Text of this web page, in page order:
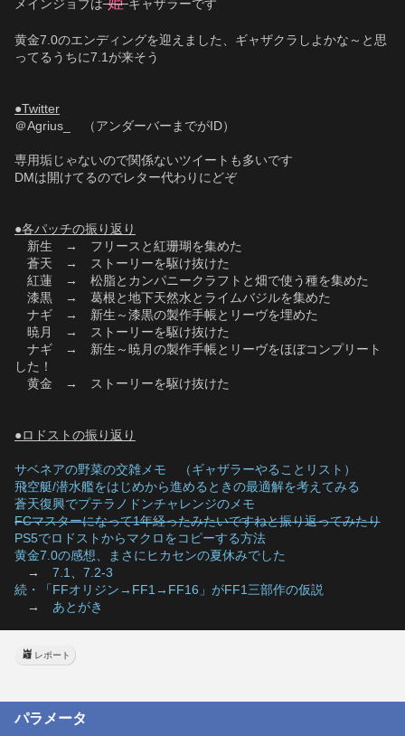
メインジョブは
ギャザラーです
黄金7.0のエンディングを迎えました、ギャザクラしよかな～と思
ってるうちに7.1が来そう
●Twitter
＠Agrius_　（アンダーバーまでがID）
専用垢じゃないので関係ないツイートも多いです
DMは開けてるのでレター代わりにどぞ
●各パッチの振り返り
新生　→　フリースと紅珊瑚を集めた
蒼天　→　ストーリーを駆け抜けた
紅蓮　→　松脂とカンパニークラフトと畑で使う種を集めた
漆黒　→　葛根と地下天然水とライムバジルを集めた
ナギ　→　新生～漆黒の製作手帳とリーヴを埋めた
暁月　→　ストーリーを駆け抜けた
ナギ　→　新生～暁月の製作手帳とリーヴをほぼコンプリート
した！
黄金　→　ストーリーを駆け抜けた
●ロドストの振り返り
サベネアの野菜の交雑メモ　（ギャザラーやることリスト）
飛空艇/潜水艦をはじめから進めるときの最適解を考えてみる
蒼天復興でプテラノドンチャレンジのメモ
FCマスターになって1年経ったみたいですねと振り返ってみたり
PS5でロドストからマクロをコピーする方法
黄金7.0の感想、まさにヒカセンの夏休みでした
→ 7.1
7.2-3
続・「FFオリジン→FF1→FF16」がFF1三部作の仮説
→ あとがき
レポート
パラメータ